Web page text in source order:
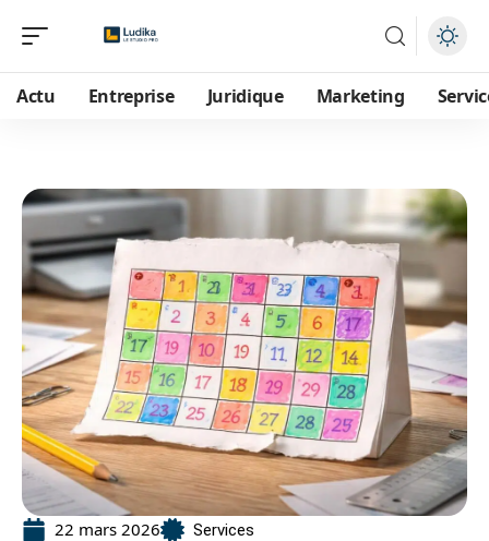
Actu Entreprise Juridique Marketing
22 mars 2026 Services